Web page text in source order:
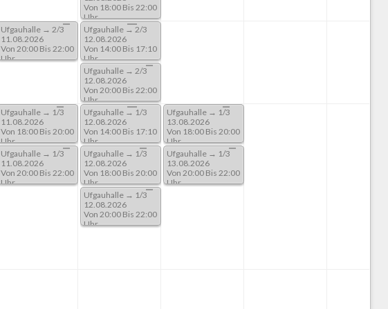
Von 18:00 Bis 22:00
Uhr
Ufgauhalle → 2/3
11.08.2026
Von 20:00 Bis 22:00
Uhr
Ufgauhalle → 2/3
12.08.2026
Von 14:00 Bis 17:10
Uhr
Ufgauhalle → 2/3
12.08.2026
Von 20:00 Bis 22:00
Uhr
Ufgauhalle → 1/3
11.08.2026
Von 18:00 Bis 20:00
Uhr
Ufgauhalle → 1/3
12.08.2026
Von 14:00 Bis 17:10
Uhr
Ufgauhalle → 1/3
13.08.2026
Von 18:00 Bis 20:00
Uhr
Ufgauhalle → 1/3
11.08.2026
Von 20:00 Bis 22:00
Uhr
Ufgauhalle → 1/3
12.08.2026
Von 18:00 Bis 20:00
Uhr
Ufgauhalle → 1/3
13.08.2026
Von 20:00 Bis 22:00
Uhr
Ufgauhalle → 1/3
12.08.2026
Von 20:00 Bis 22:00
Uhr